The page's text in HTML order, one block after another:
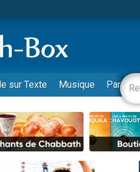
ans, dans un appartement insalubre
aux Orphelins
sur Texte Musique Paracha